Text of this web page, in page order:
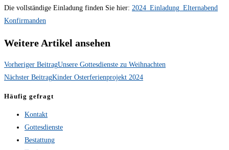
Die vollständige Einladung finden Sie hier: 2024_Einladung_Elternabend
Konfirmanden
Weitere Artikel ansehen
Vorheriger BeitragUnsere Gottesdienste zu Weihnachten
Nächster BeitragKinder Osterferienprojekt 2024
Häufig gefragt
Kontakt
Gottesdienste
Bestattung